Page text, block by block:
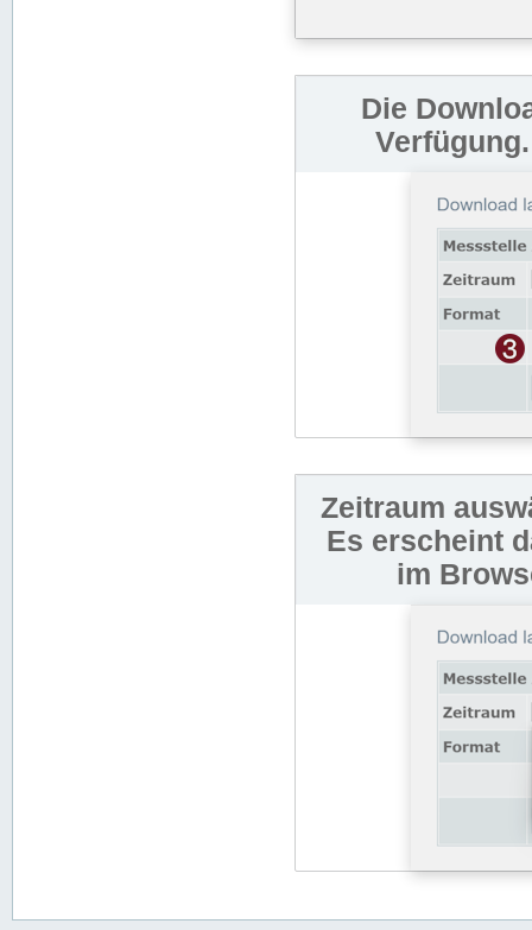
Die
Zeitraum
Es erscheint
im